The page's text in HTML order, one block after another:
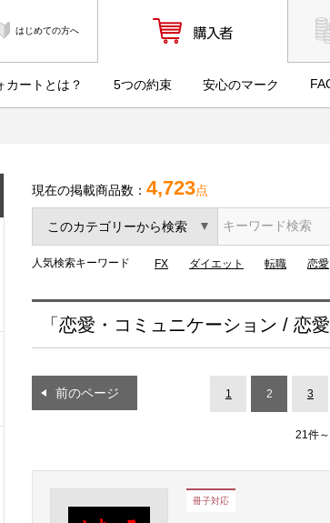
はじめての方へ
カートとは？ 5つの約束 安心のマーク
現在の掲載商品数： 4,723点
人気検索キーワード FX ダイエット 転職 恋愛
「恋愛・コミュニケーション / 恋
前のページ 1 2 3
21件
冊子対応